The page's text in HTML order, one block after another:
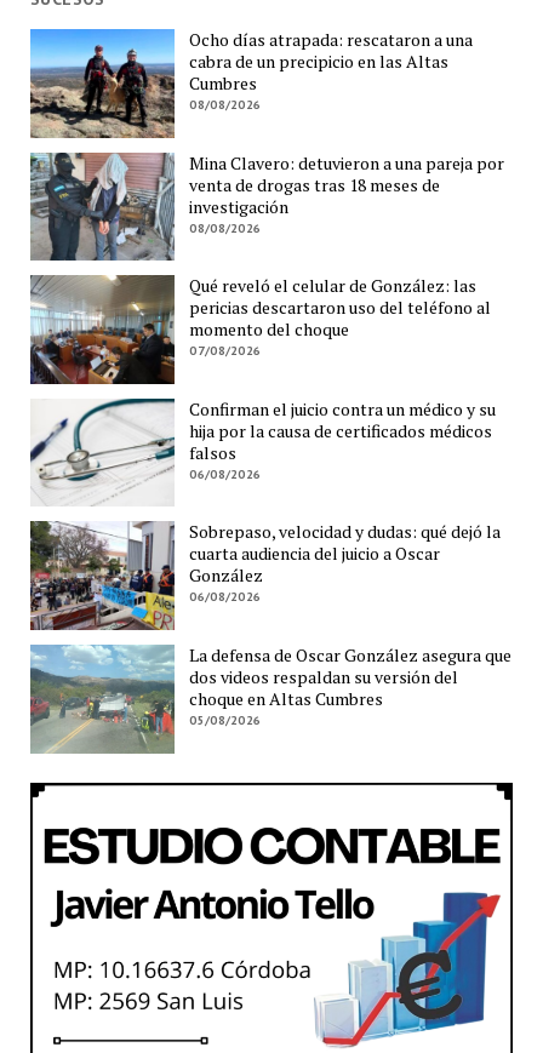
Ocho días atrapada: rescataron a una
cabra de un precipicio en las Altas
Cumbres
08/08/2026
Mina Clavero: detuvieron a una pareja por
venta de drogas tras 18 meses de
investigación
08/08/2026
Qué reveló el celular de González: las
pericias descartaron uso del teléfono al
momento del choque
07/08/2026
Confirman el juicio contra un médico y su
hija por la causa de certificados médicos
falsos
06/08/2026
Sobrepaso, velocidad y dudas: qué dejó la
cuarta audiencia del juicio a Oscar
González
06/08/2026
La defensa de Oscar González asegura que
dos videos respaldan su versión del
choque en Altas Cumbres
05/08/2026